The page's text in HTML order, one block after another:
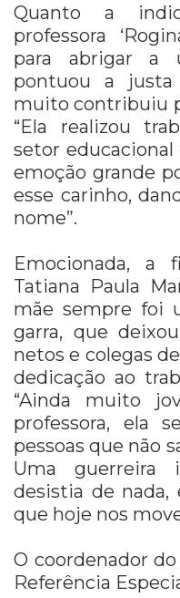
Quanto a
professora
para abrigar a
pontuou a
muito contribuiu
“Ela realizou
setor
emoção grande
esse carinho,
nome”.
Emocionada, a
Tatiana Paula
mãe sempre foi
garra, que
netos e colegas
dedicação ao
“Ainda muito
professora, ela
pessoas que não
Uma guerreira
desistia de nada,
que hoje nos
O coordenador
Referência